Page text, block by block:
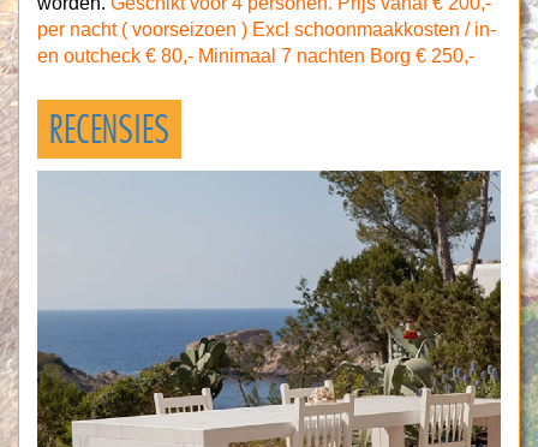
per nacht ( voorseizoen ) Excl schoonmaakkosten / in-
en outcheck € 80,- Minimaal 7 nachten Borg € 250,-
RECENSIES